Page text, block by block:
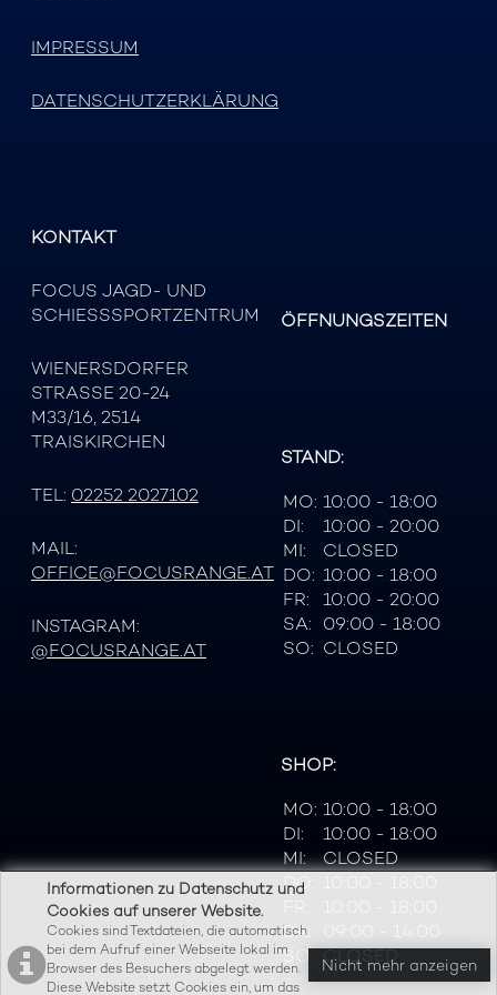
Informationen zu Datenschutz und
Cookies auf unserer Website.
Cookies sind Textdateien, die automatisch
bei dem Aufruf einer Webseite lokal im
Browser des Besuchers abgelegt werden.
Diese Website setzt Cookies ein, um das
Nicht mehr anzeigen
IMPRESSUM
DATENSCHUTZERKLÄRUNG
KONTAKT
FOCUS JAGD- UND
SCHIESSSPORTZENTRUM
WIENERSDORFER
STRASSE 20-24
M33/16, 2514
TRAISKIRCHEN
TEL: 02252 2027102
MAIL:
OFFICE@FOCUSRANGE.AT
INSTAGRAM:
@FOCUSRANGE.AT
ÖFFNUNGSZEITEN
STAND:
MO: 10:00 - 18:00
DI:
10:00 - 20:00
MI:
CLOSED
DO: 10:00 - 18:00
FR:
10:00 - 20:00
SA: 09:00 - 18:00
SO: CLOSED
SHOP:
MO: 10:00 - 18:00
DI:
10:00 - 18:00
MI:
CLOSED
DO:
SA:
09:00 - 14:00
SO: CLOSED